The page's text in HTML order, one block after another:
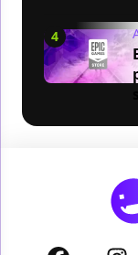
4